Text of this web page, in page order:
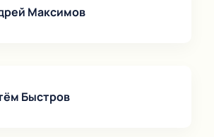
Максимов
Быстров